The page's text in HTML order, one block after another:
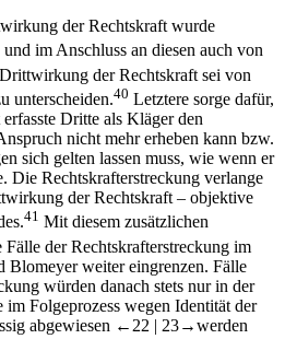
der Rechtskraft wurde
und im Anschluss an diesen auch von
der Rechtskraft sei von
unterscheiden.40 Letztere sorge dafür,
Dritte als Kläger den
nicht mehr erheben kann bzw.
sich gelten lassen muss, wie wenn er
Die Rechtskrafterstreckung verlange
der Rechtskraft –​ objektive
41 Mit diesem zusätzlichen
Fälle der Rechtskrafterstreckung im
Blomeyerweiter eingrenzen. Fälle
würden danach stets nur in der
Folgeprozess wegen Identität der
abgewiesen ←22 | 23→werden